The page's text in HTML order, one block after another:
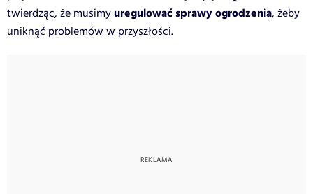
twierdząc, że musimyuregulować sprawy ogrodzenia, żeby
uniknąć problemów w przyszłości.